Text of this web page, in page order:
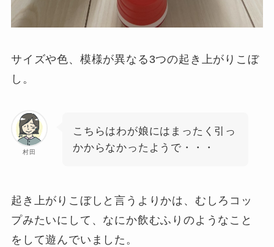
サイズや色、模様が異なる3つの起き上がりこぼ
し。
村田
こちらはわが娘にはまったく引っ
かからなかったようで・・・
起き上がりこぼしと言うよりかは、むしろコッ
プみたいにして、なにか飲むふりのようなこと
をして遊んでいました。